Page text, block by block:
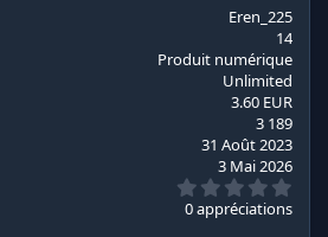
Eren_225
14
Produit numérique
Unlimited
3.60 EUR
3 189
31 Août 2023
3 Mai 2026
.
0
0 appréciations